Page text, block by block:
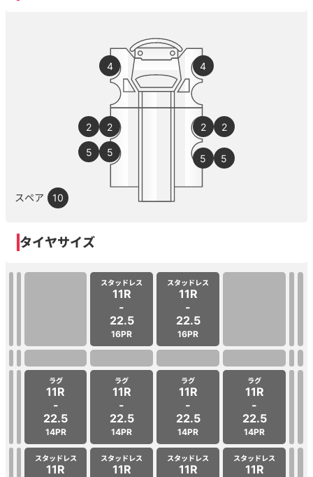
4 4
2
2 2 2
5
5
5 5
スペア 10
タイヤサイズ
スタッドレス
11R
-
22.5
16PR
スタッドレス
11R
-
22.5
16PR
ラグ
11R
-
22.5
14PR
ラグ
11R
-
22.5
14PR
ラグ
11R
-
22.5
14PR
ラグ
11R
-
22.5
14PR
スタッドレス
11R
スタッドレス
11R
スタッドレス
11R
スタッドレス
11R